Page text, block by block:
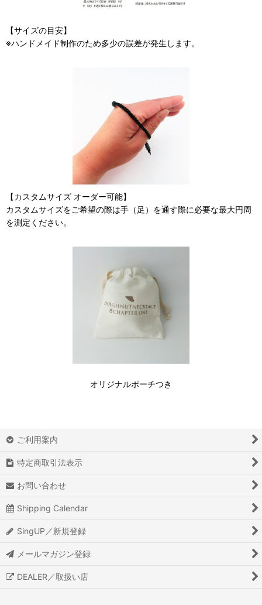
【サイズの目安】
※ハンドメイド制作のため多少の誤差が発生します。
【カスタムサイズ オーダー可能】
カスタムサイズをご希望の際は手（足）を通す際に必要な最大円周
を測定ください。
オリジナルポーチつき
ご利用案内
特定商取引法表示
お問い合わせ
Shipping Calendar
SingUP／新規登録
メールマガジン登録
DEALER／取扱い店